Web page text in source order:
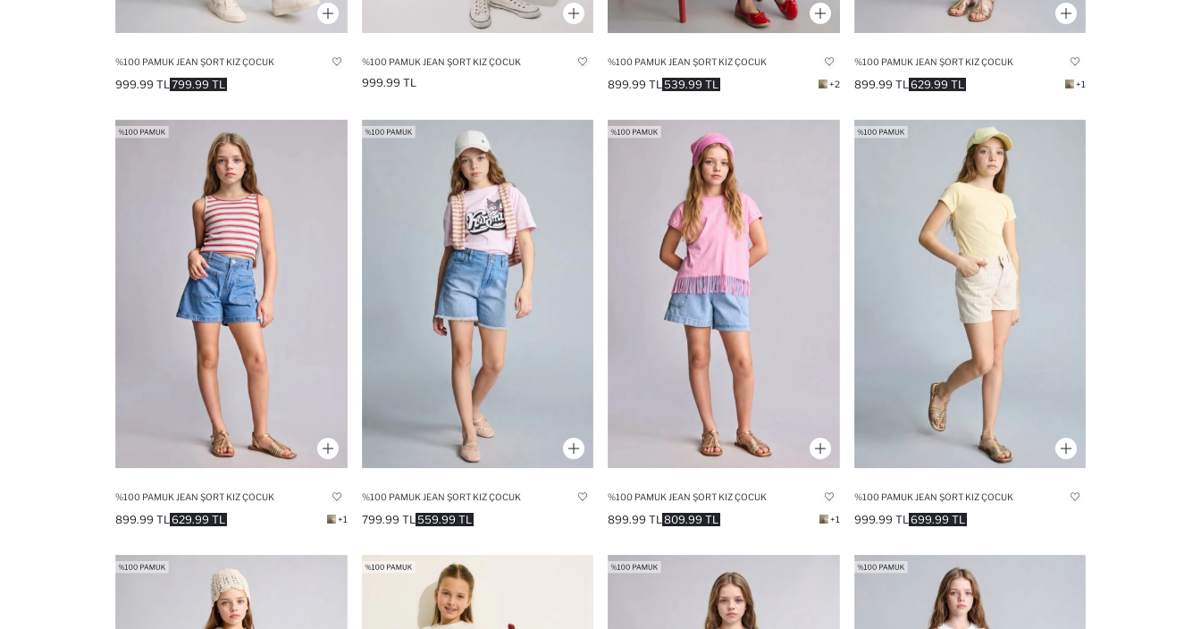
%100 PAMUK JEAN ŞORT KIZ ÇOCUK
799.99 TL
999.99 TL
%100 PAMUK JEAN ŞORT KIZ ÇOCUK
999.99 TL
%100 PAMUK JEAN ŞORT KIZ ÇOCUK
539.99 TL
899.99 TL +2
%100 PAMUK JEAN ŞORT KIZ ÇOCUK
629.99 TL
899.99 TL +1
%100 PAMUK JEAN ŞORT KIZ ÇOCUK
629.99 TL
899.99 TL +1
%100 PAMUK JEAN ŞORT KIZ ÇOCUK
559.99 TL
799.99 TL
%100 PAMUK JEAN ŞORT KIZ ÇOCUK
809.99 TL
899.99 TL +1
%100 PAMUK JEAN ŞORT KIZ ÇOCUK
699.99 TL
999.99 TL